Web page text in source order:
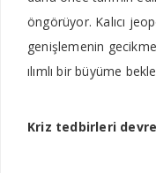
öngörüyor. Kalıcı
genişlemenin
ılımlı bir büyüme
Kriz tedbirleri